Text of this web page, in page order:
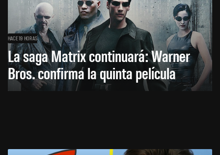
HACE 19 HORAS
La saga Matrix continuará: Warner
Bros. confirma la quinta película